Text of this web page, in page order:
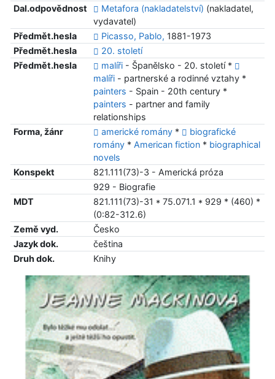
Dal.odpovědnost
Metafora (nakladatelství) (nakladatel,
vydavatel)
Předmět.hesla
Picasso, Pablo, 1881-1973
Předmět.hesla
20. století
Předmět.hesla
malíři - Španělsko - 20. století *
malíři - partnerské a rodinné vztahy *
painters - Spain - 20th century *
painters - partner and family
relationships
Forma, žánr
americké romány *
biografické
romány * American fiction * biographical
novels
Konspekt
821.111(73)-3 - Americká próza
929 - Biografie
MDT
821.111(73)-31 * 75.071.1 * 929 * (460) *
(0:82-312.6)
Země vyd.
Česko
Jazyk dok.
čeština
Druh dok.
Knihy